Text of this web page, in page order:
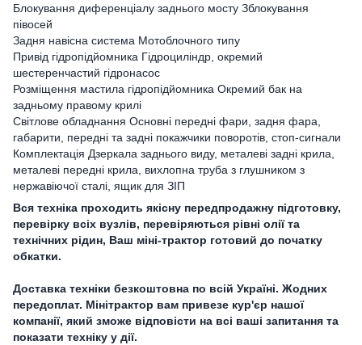
Блокування диференціалу заднього мосту Зблокування
півосей
Задня навісна система Мотоблочного типу
Привід гідропідйомника Гідроциліндр, окремий
шестеренчастий гідронасос
Розміщення мастила гідропідйомника Окремий бак на
задньому правому крилі
Світлове обладнання Основні передні фари, задня фара,
габарити, передні та задні покажчики поворотів, стоп-сигнали
Комплектація Дзеркала заднього виду, металеві задні крила,
металеві передні крила, вихлопна труба з глушником з
нержавіючої сталі, ящик для ЗІП
Вся техніка проходить якісну передпродажну підготовку,
перевірку всіх вузлів, перевіряються рівні олії та
технічних рідин, Ваш міні-трактор готовий до початку
обкатки.
Доставка техніки безкоштовна по всій Україні. Жодних
передоплат. Мінітрактор вам привезе кур'єр нашої
компанії, який зможе відповісти на всі ваші запитання та
показати техніку у дії.